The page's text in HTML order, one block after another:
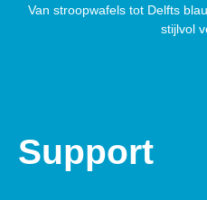
Van stroopwafels tot Delfts
stijlvol
Support